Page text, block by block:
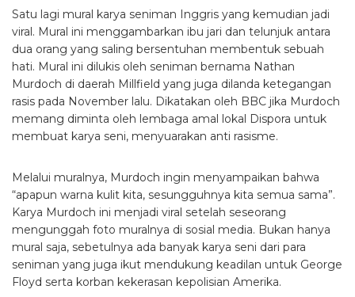
Satu lagi mural karya seniman Inggris yang kemudian jadi
viral. Mural ini menggambarkan ibu jari dan telunjuk antara
dua orang yang saling bersentuhan membentuk sebuah
hati. Mural ini dilukis oleh seniman bernama Nathan
Murdoch di daerah Millfield yang juga dilanda ketegangan
rasis pada November lalu. Dikatakan oleh BBC jika Murdoch
memang diminta oleh lembaga amal lokal Dispora untuk
membuat karya seni, menyuarakan anti rasisme.
Melalui muralnya, Murdoch ingin menyampaikan bahwa
“apapun warna kulit kita, sesungguhnya kita semua sama”.
Karya Murdoch ini menjadi viral setelah seseorang
mengunggah foto muralnya di sosial media. Bukan hanya
mural saja, sebetulnya ada banyak karya seni dari para
seniman yang juga ikut mendukung keadilan untuk George
Floyd serta korban kekerasan kepolisian Amerika.